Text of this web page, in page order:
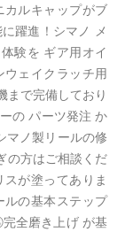
ルキャップがブ
躍進！シマノ メ
験を ギア用オイ
ェイクラッチ用
まで完備しており
の パーツ発注 か
マノ製リールの修
の方はご相談くだ
が塗ってありま
ルの基本ステップ
全磨き上げ が基